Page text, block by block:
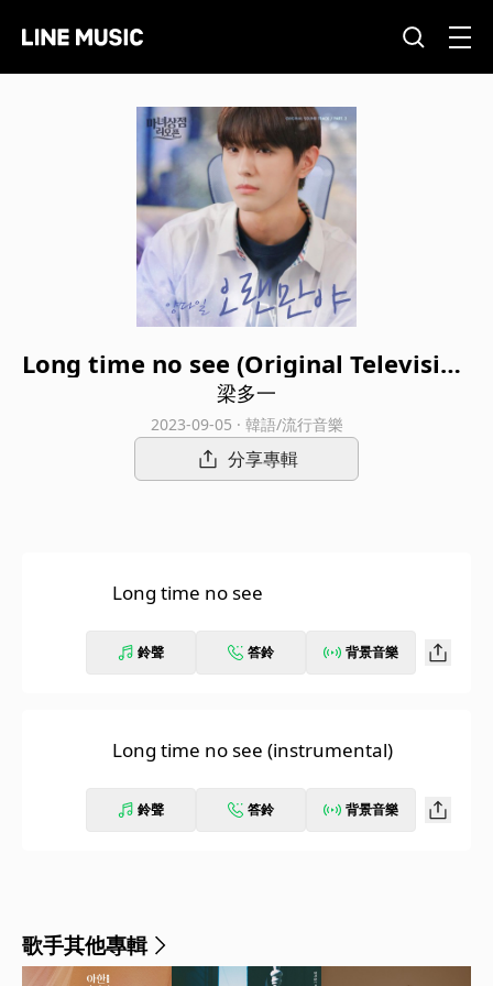
Long time no see (Original Television
Soundtrack From "The Witch Store R
eopening")
梁多一
2023-09-05 · 韓語/流行音樂
分享專輯
Long time no see
鈴聲 答鈴 背景音樂
Long time no see (instrumental)
鈴聲 答鈴 背景音樂
歌手其他專輯